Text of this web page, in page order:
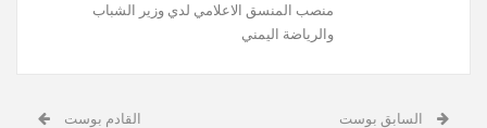
منصب المنسق الاعلامي لدي وزير الشباب
والرياضة اليمني
السابق بوست القادم بوست